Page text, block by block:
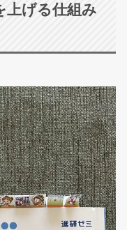
上げる仕組み